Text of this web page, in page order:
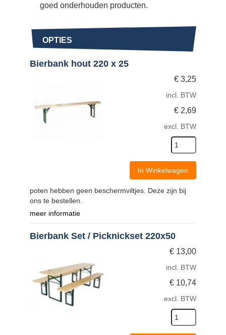
goed onderhouden producten.
OPTIES
Bierbank hout 220 x 25
€ 3,25
incl. BTW
€ 2,69
excl. BTW
In Winkelwagen
poten hebben geen beschermviltjes. Deze zijn bij
ons te bestellen.
meer informatie
Bierbank Set / Picknickset 220x50
€ 13,00
incl. BTW
€ 10,74
excl. BTW